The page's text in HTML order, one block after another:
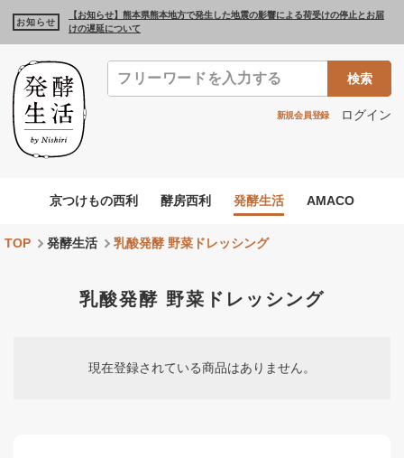
お知らせ
【お知らせ】熊本県熊本地方で発生した地震の影響による荷受けの停止とお届
けの遅延について
検索
新規会員登録 ログイン
京つけもの西利 酵房西利 発酵生活 AMACO
TOP 発酵生活 乳酸発酵 野菜ドレッシング
乳酸発酵 野菜ドレッシング
現在登録されている商品はありません。